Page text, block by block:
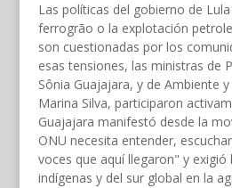
Las políticas del gobierno de
ferrogrão o la explotación
son cuestionadas por los
esas tensiones, las ministras de
Sônia Guajajara, y de Ambiente
Marina Silva, participaron
Guajajara manifestó desde la
ONU necesita entender,
voces que aquí llegaron" y exigió
indígenas y del sur global en la